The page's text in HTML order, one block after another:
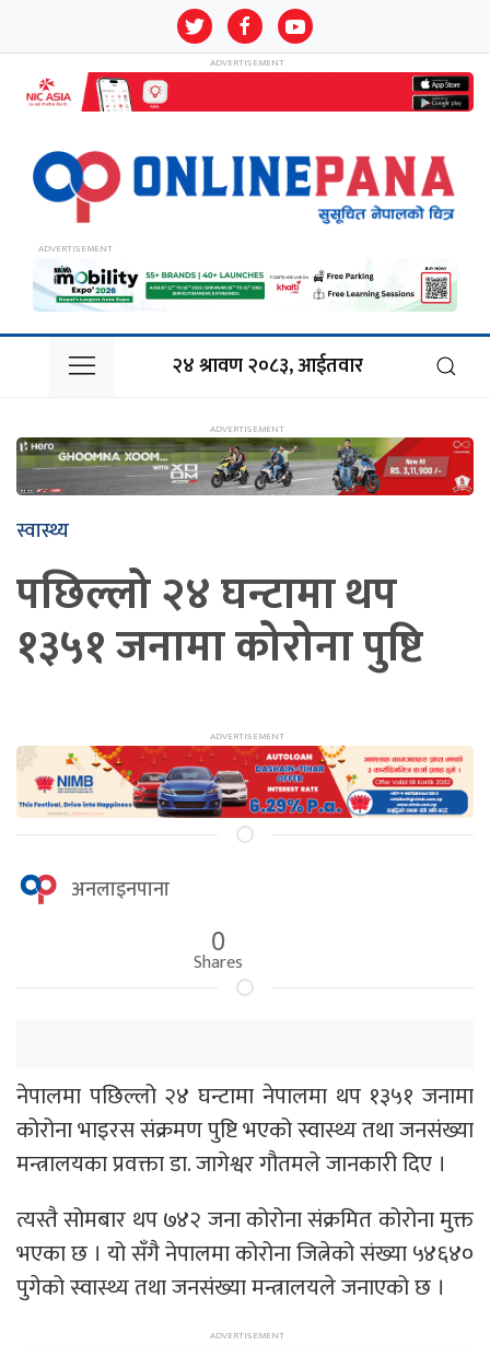
२४ श्रावण २०८३, आईतवार
स्वास्थ्य
पछिल्लो २४ घन्टामा थप
१३५१ जनामा कोरोना पुष्टि
अनलाइनपाना
0
Shares
नेपालमा पछिल्लो २४ घन्टामा नेपालमा थप १३५१ जनामा
कोरोना भाइरस संक्रमण पुष्टि भएको स्वास्थ्य तथा जनसंख्या
मन्त्रालयका प्रवक्ता डा. जागेश्वर गौतमले जानकारी दिए ।
त्यस्तै सोमबार थप ७४२ जना कोरोना संक्रमित कोरोना मुक्त
भएका छ । यो सँगै नेपालमा कोरोना जित्नेको संख्या ५४६४०
पुगेको स्वास्थ्य तथा जनसंख्या मन्त्रालयले जनाएको छ ।